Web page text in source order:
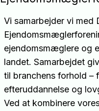
Vi samarbejder vi med
ejendomsmæglere og
landet. Samarbejdet
til branchens forhold –
efteruddannelse og
Ved at kombinere